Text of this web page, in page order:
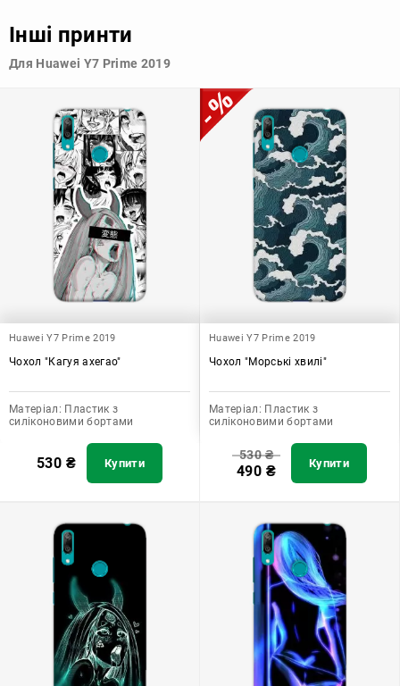
бортами дозволяє підібрати той, що найбільше відповідає
допомагає захистити ваш пристрій, зберегти його цінність і
додати зручності в користуванні.
Інші принти
Для Huawei Y7 Prime 2019
Huawei Y7 Prime 2019
Чохол "Кагуя ахегао"
Матеріал: Пластик з
силіконовими бортами
530 ₴ Купити
Huawei Y7 Prime 2019
Чохол "Морські хвилі"
Матеріал: Пластик з
силіконовими бортами
530₴
490 ₴ Купити